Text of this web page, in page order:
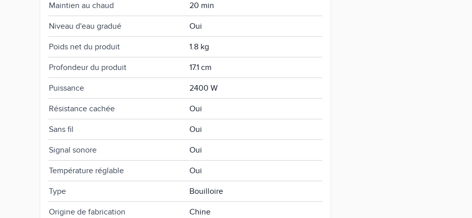
Maintien au chaud 20 min
Niveau d'eau gradué Oui
Poids net du produit 1.8 kg
Profondeur du produit 17.1 cm
Puissance 2400 W
Résistance cachée Oui
Sans fil Oui
Signal sonore Oui
Température réglable Oui
Type Bouilloire
Origine de fabrication Chine